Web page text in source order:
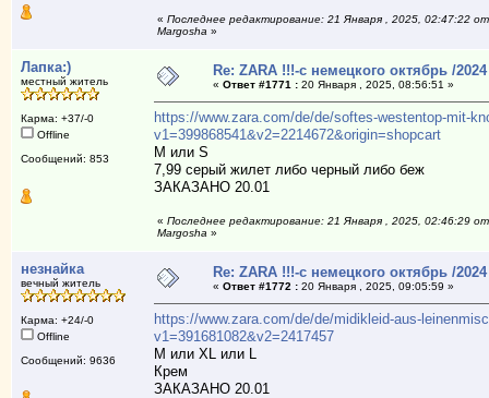
« Последнее редактирование: 21 Января , 2025, 02:47:22 от
Margosha »
Лапка:)
местный житель
Карма: +37/-0
Offline
Сообщений: 853
Re: ZARA !!!-с немецкого октябрь /2024
« Ответ #1771 :20 Января , 2025, 08:56:51 »
https://www.zara.com/de/de/softes-westentop-mit-
v1=399868541&v2=2214672&origin=shopcart
M или S
7,99 серый жилет либо черный либо беж
ЗАКАЗАНО 20.01
« Последнее редактирование: 21 Января , 2025, 02:46:29 от
Margosha »
незнайка
вечный житель
Карма: +24/-0
Offline
Сообщений: 9636
Re: ZARA !!!-с немецкого октябрь /2024
« Ответ #1772 :20 Января , 2025, 09:05:59 »
https://www.zara.com/de/de/midikleid-aus-
v1=391681082&v2=2417457
M или XL или L
Крем
ЗАКАЗАНО 20.01